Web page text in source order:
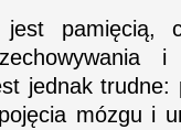
jest pamięcią,
i
jednak
mózgu i